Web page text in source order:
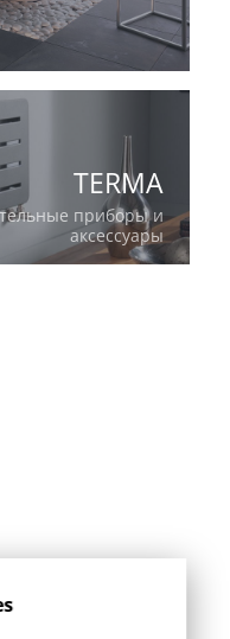
TERMA
приборы и
аксессуары